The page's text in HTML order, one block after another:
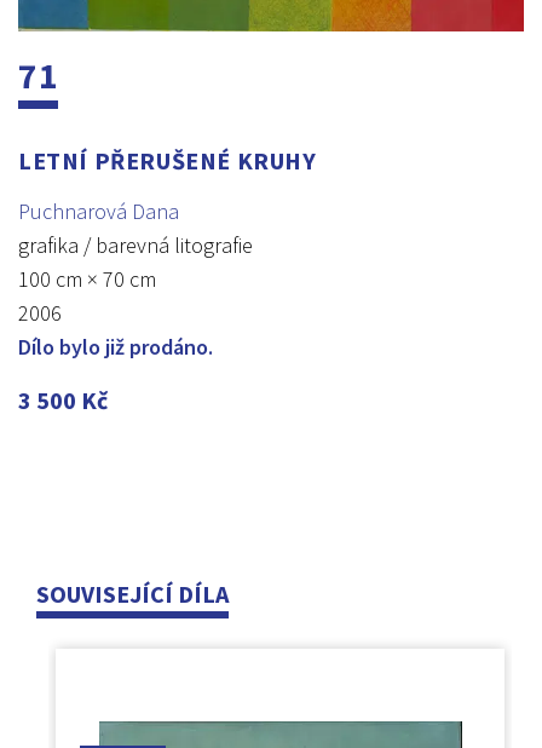
71
LETNÍ PŘERUŠENÉ KRUHY
Puchnarová Dana
grafika / barevná litografie
100 cm × 70 cm
2006
Dílo bylo již prodáno.
3 500 Kč
SOUVISEJÍCÍ DÍLA